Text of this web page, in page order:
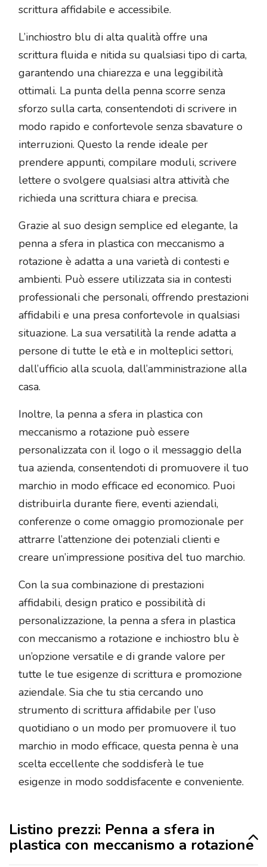
scrittura affidabile e accessibile.
L’inchiostro blu di alta qualità offre una
scrittura fluida e nitida su qualsiasi tipo di carta,
garantendo una chiarezza e una leggibilità
ottimali. La punta della penna scorre senza
sforzo sulla carta, consentendoti di scrivere in
modo rapido e confortevole senza sbavature o
interruzioni. Questo la rende ideale per
prendere appunti, compilare moduli, scrivere
lettere o svolgere qualsiasi altra attività che
richieda una scrittura chiara e precisa.
Grazie al suo design semplice ed elegante, la
penna a sfera in plastica con meccanismo a
rotazione è adatta a una varietà di contesti e
ambienti. Può essere utilizzata sia in contesti
professionali che personali, offrendo prestazioni
affidabili e una presa confortevole in qualsiasi
situazione. La sua versatilità la rende adatta a
persone di tutte le età e in molteplici settori,
dall’ufficio alla scuola, dall’amministrazione alla
casa.
Inoltre, la penna a sfera in plastica con
meccanismo a rotazione può essere
personalizzata con il logo o il messaggio della
tua azienda, consentendoti di promuovere il tuo
marchio in modo efficace ed economico. Puoi
distribuirla durante fiere, eventi aziendali,
conferenze o come omaggio promozionale per
attrarre l’attenzione dei potenziali clienti e
creare un’impressione positiva del tuo marchio.
Con la sua combinazione di prestazioni
affidabili, design pratico e possibilità di
personalizzazione, la penna a sfera in plastica
con meccanismo a rotazione e inchiostro blu è
un’opzione versatile e di grande valore per
tutte le tue esigenze di scrittura e promozione
aziendale. Sia che tu stia cercando uno
strumento di scrittura affidabile per l’uso
quotidiano o un modo per promuovere il tuo
marchio in modo efficace, questa penna è una
scelta eccellente che soddisferà le tue
esigenze in modo soddisfacente e conveniente.
Listino prezzi: Penna a sfera in
plastica con meccanismo a rotazione